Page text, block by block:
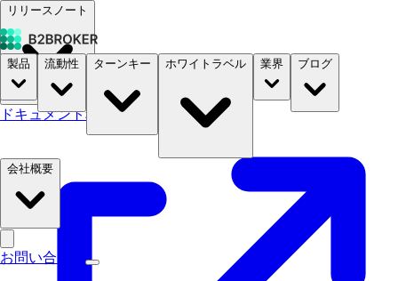
リリースノート
ドキュメント料金 B2STORE
製品 流動性 ターンキー ホワイトラベル 業界 ブログ
会社概要
お問い合わせ